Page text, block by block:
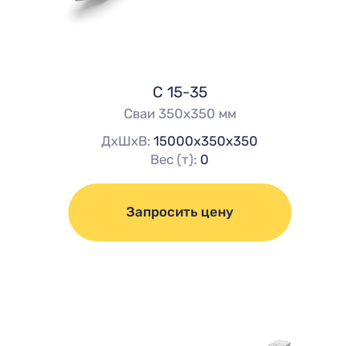
С 15-35
Сваи 350х350 мм
ДхШхВ:15000х350х350
Вес (т): 0
Запросить цену